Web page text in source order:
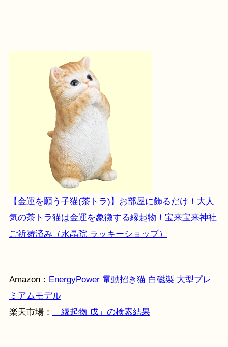
【金運を願う子猫(茶トラ)】お部屋に飾るだけ！大人
気の茶トラ猫は金運を象徴する縁起物！宝来宝来神社
ご祈祷済み（水晶院 ラッキーショップ）
Amazon： EnergyPower 電動招き猫 白磁製 大型プレ
ミアムモデル
楽天市場：
「縁起物 戌」の検索結果